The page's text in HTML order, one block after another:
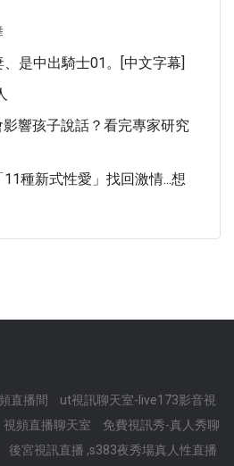
是中出騎士01。[中文字幕]
響孩子說話？看完專家研究
種新式性愛」找回激情...想
直播間
ut視訊聊天室-live173影音視
視頻直播聊天室
免費視訊秀-真人秀聊
後宮視訊直播 ,s383夜秀場真人性直播